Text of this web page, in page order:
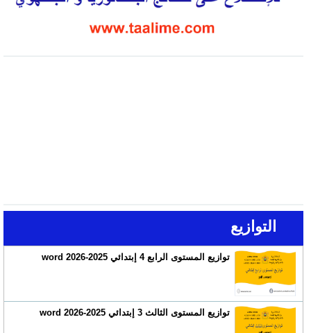
التوازيع
توازيع المستوى الرابع 4 إبتدائي 2025-2026 word
توازيع المستوى الثالث 3 إبتدائي 2025-2026 word